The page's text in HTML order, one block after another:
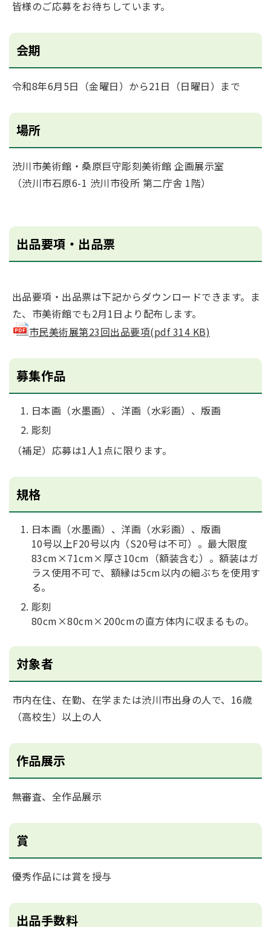
皆様のご応募をお待ちしています。
会期
令和8年6月5日（金曜日）から21日（日曜日）まで
場所
渋川市美術館・桑原巨守彫刻美術館 企画展示室
（渋川市石原6-1 渋川市役所 第二庁舎 1階）
出品要項・出品票
出品要項・出品票は下記からダウンロードできます。ま
た、市美術館でも2月1日より配布します。
市民美術展第23回出品要項(pdf 314 KB)
募集作品
日本画（水墨画）、洋画（水彩画）、版画
彫刻
（補足）応募は1人1点に限ります。
規格
日本画（水墨画）、洋画（水彩画）、版画
10号以上F20号以内（S20号は不可）。最大限度
83cm×71cm×厚さ10cm（額装含む）。額装はガ
ラス使用不可で、額縁は5cm以内の細ぶちを使用す
る。
彫刻
80cm×80cm×200cmの直方体内に収まるもの。
対象者
市内在住、在勤、在学または渋川市出身の人で、16歳
（高校生）以上の人
作品展示
無審査、全作品展示
賞
優秀作品には賞を授与
出品手数料